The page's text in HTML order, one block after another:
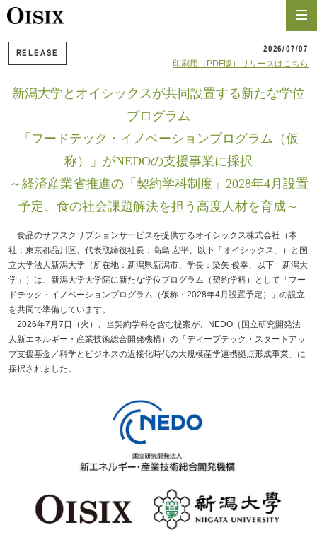
RELEASE
2026/07/07
印刷用（PDF版）リリースはこちら
新潟大学とオイシックスが共同設置する新たな学位
プログラム
「フードテック・イノベーションプログラム（仮
称）」がNEDOの支援事業に採択
～経済産業省推進の「契約学科制度」2028年4月設置
予定、食の社会課題解決を担う高度人材を育成～
食品のサブスクリプションサービスを提供するオイシックス株式会社（本
社：東京都品川区、代表取締役社長：高島 宏平、以下「オイシックス」）と国
立大学法人新潟大学（所在地：新潟県新潟市、学長：染矢 俊幸、以下「新潟大
学」）は、新潟大学大学院に新たな学位プログラム（契約学科）として「フー
ドテック・イノベーションプログラム（仮称・2028年4月設置予定）」の設立
を共同で準備しています。
2026年7月7日（火）、当契約学科を含む提案が、NEDO（国立研究開発法
人新エネルギー・産業技術総合開発機構）の「ディープテック・スタートアッ
プ支援基金／科学とビジネスの近接化時代の大規模産学連携拠点形成事業」に
採択されました。